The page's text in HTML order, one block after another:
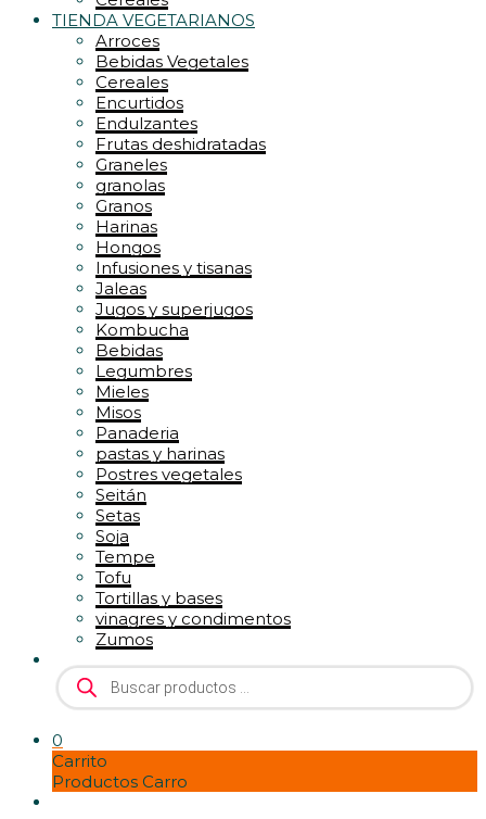
TIENDA VEGETARIANOS
Arroces
Bebidas Vegetales
Cereales
Encurtidos
Endulzantes
Frutas deshidratadas
Graneles
granolas
Granos
Harinas
Hongos
Infusiones y tisanas
Jaleas
Jugos y superjugos
Kombucha
Bebidas
Legumbres
Mieles
Misos
Panaderia
pastas y harinas
Postres vegetales
Seitán
Setas
Soja
Tempe
Tofu
Tortillas y bases
vinagres y condimentos
Zumos
Búsqueda
de
productos
0
Carrito
Productos Carro